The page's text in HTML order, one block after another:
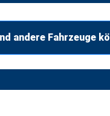
andere Fahrzeuge